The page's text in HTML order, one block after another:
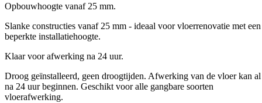
Opbouwhoogte vanaf 25 mm.
Slanke constructies vanaf 25 mm - ideaal voor vloerrenovatie met een
beperkte installatiehoogte.
Klaar voor afwerking na 24 uur.
Droog geïnstalleerd, geen droogtijden. Afwerking van de vloer kan al
na 24 uur beginnen. Geschikt voor alle gangbare soorten
vloerafwerking.